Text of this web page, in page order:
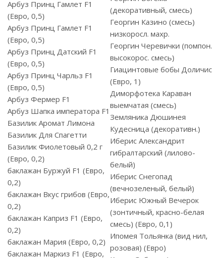
Арбуз Принц Гамлет F1
(Евро, 0,5)
Арбуз Принц Гамлет F1
(Евро, 0,5)
Арбуз Принц Датский F1
(Евро, 0,5)
Арбуз Принц Чарльз F1
(Евро, 0,5)
Арбуз Фермер F1
Арбуз Шапка императора F1
Базилик Аромат Лимона
Базилик Для Спагетти
Базилик Фиолетовый 0,2 г
(Евро, 0,2)
баклажан Буржуй F1 (Евро,
0,2)
баклажан Вкус грибов (Евро,
0,2)
баклажан Каприз F1 (Евро,
0,2)
баклажан Мария (Евро, 0,2)
баклажан Маркиз F1 (Евро,
(декоративный, смесь)
Георгин Казино (смесь)
низкоросл. махр.
Георгин Черевички (помпон.
высокорос. смесь)
Гиацинтовые бобы Доличис
(Евро, 1)
Диморфотека Караван
выемчатая (смесь)
Земляника Дюшинея
Кудесница (декоративн.)
Иберис Александрит
гибралтарский (лилово-
белый)
Иберис Снегопад
(вечнозеленый, белый)
Иберис Южный Вечерок
(зонтичный, красно-белая
смесь) (Евро, 0,1)
Ипомея Тольянка (вид нил,
розовая) (Евро)